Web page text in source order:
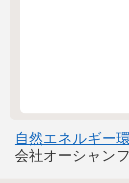
自然エネルギー
会社オーシャン